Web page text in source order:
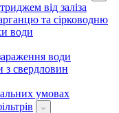
від заліза
та сірководню
води
води
з свердловин
умовах